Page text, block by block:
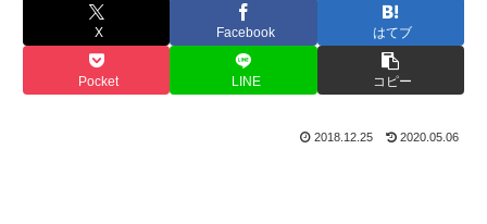
X Facebook はてブ
Pocket LINE コピー
2018.12.25 2020.05.06